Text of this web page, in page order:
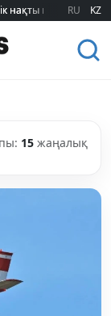
RU KZ
15 жаңалық